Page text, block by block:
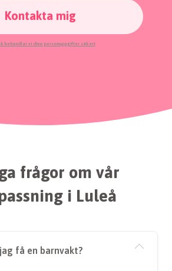
Kontakta mig
behandlar vi dina personuppgifter säkert
frågor om vår
i Luleå
få en barnvakt?